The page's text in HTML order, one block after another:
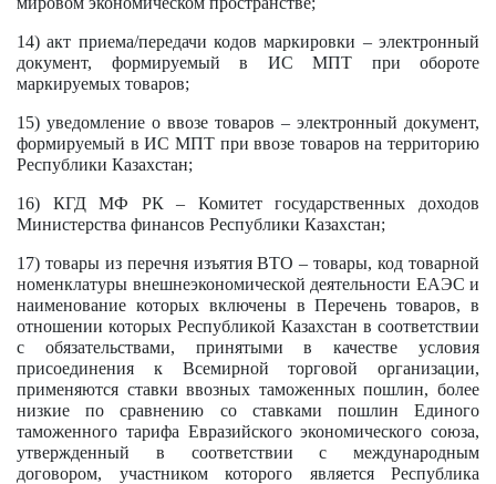
14) акт приема/передачи кодов маркировки – электронный
документ, формируемый в ИС МПТ при обороте
маркируемых товаров;
15) уведомление о ввозе товаров – электронный документ,
формируемый в ИС МПТ при ввозе товаров на территорию
Республики Казахстан;
16) КГД МФ РК – Комитет государственных доходов
Министерства финансов Республики Казахстан;
17) товары из перечня изъятия ВТО – товары, код товарной
номенклатуры внешнеэкономической деятельности ЕАЭС и
наименование которых включены в Перечень товаров, в
отношении которых Республикой Казахстан в соответствии
с обязательствами, принятыми в качестве условия
присоединения к Всемирной торговой организации,
применяются ставки ввозных таможенных пошлин, более
низкие по сравнению со ставками пошлин Единого
таможенного тарифа Евразийского экономического союза,
утвержденный в соответствии с международным
договором, участником которого является Республика